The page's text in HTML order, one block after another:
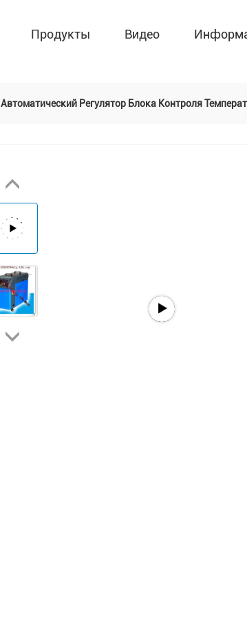
Продукты Видео
Автоматический Регулятор Блока Контроля